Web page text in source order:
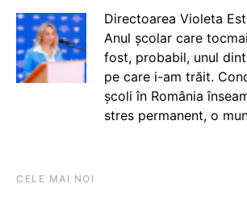
Directoarea Violeta
Anul școlar care
fost, probabil, unul
pe care i-am trăit.
școli în România
stres permanent, o
CELE MAI NOI